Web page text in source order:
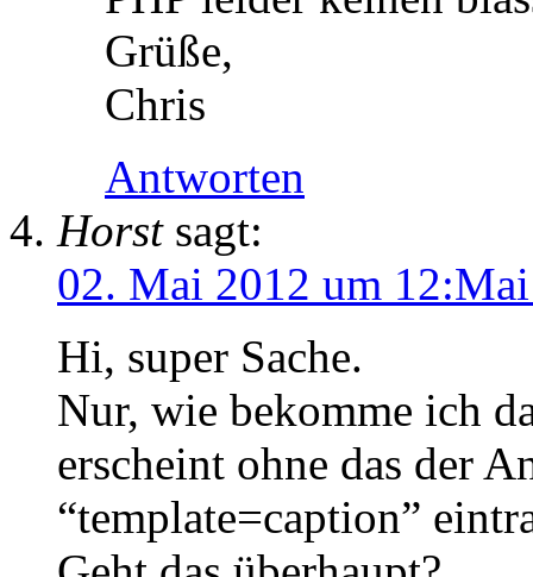
Grüße,
Chris
Antworten
Horst sagt:
02. Mai 2012 um
Hi, super Sache.
Nur, wie bekomme ich
erscheint ohne das der
“template=caption”